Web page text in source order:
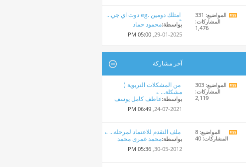
مشاهدة
تغذيات
المواضيع: 331
المشاركات:
1,476
امتلك دومين .eg دوت اي جي...
بواسطة:محمود حماد
29-01-2025,
05:00 PM
آخر مشاركة
مشاهدة
تغذيات
المواضيع: 303
المشاركات:
2,119
من المشكلات التربوية (
مشكلة...
بواسطة:عاطف كامل يوسف
24-07-2021,
06:49 PM
مشاهدة
تغذيات
المواضيع: 8
المشاركات: 40
ملف التقدم للاعتماد لمرحلة...
بواسطة:محمد غمرى محمد
30-05-2012,
05:36 PM